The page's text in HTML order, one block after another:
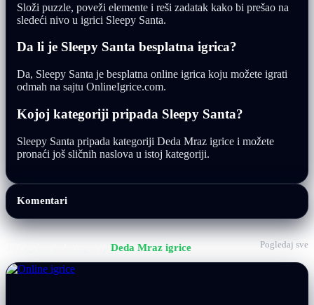
Složi puzzle, poveži elemente i reši zadatak kako bi prešao na
sledeći nivo u igrici Sleepy Santa.
Da li je Sleepy Santa besplatna igrica?
Da, Sleepy Santa je besplatna online igrica koju možete igrati
odmah na sajtu OnlineIgrice.com.
Kojoj kategoriji pripada Sleepy Santa?
Sleepy Santa pripada kategoriji Deda Mraz igrice i možete
pronaći još sličnih naslova u istoj kategoriji.
Komentari
Deda Mraz igrice Pogledaj sve